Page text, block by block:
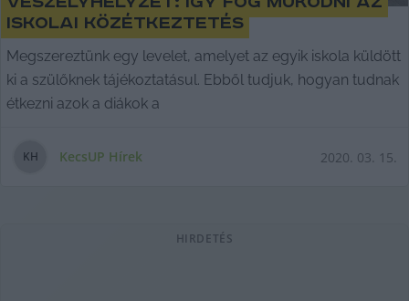
iskolai közétkeztetés
Megszereztünk egy levelet, amelyet az egyik iskola küldött
ki a szülőknek tájékoztatásul. Ebből tudjuk, hogyan tudnak
étkezni azok a diákok a
KH KecsUP Hírek 2020. 03. 15.
HIRDETÉS